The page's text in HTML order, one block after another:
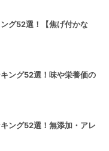
グ52選！【焦げ付かな
ング52選！味や栄養価の
ング52選！無添加・アレ